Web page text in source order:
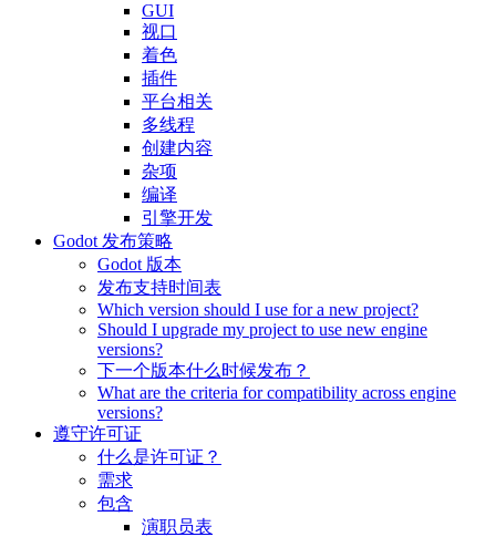
GUI
视口
着色
插件
平台相关
多线程
创建内容
杂项
编译
引擎开发
Godot 发布策略
Godot 版本
发布支持时间表
Which version should I use for a new project?
Should I upgrade my project to use new engine
versions?
下一个版本什么时候发布？
What are the criteria for compatibility across engine
versions?
遵守许可证
什么是许可证？
需求
包含
演职员表